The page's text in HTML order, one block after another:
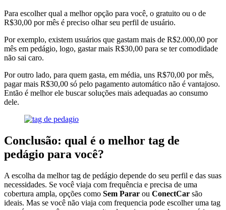
Para escolher qual a melhor opção para você, o gratuito ou o de
R$30,00 por mês é preciso olhar seu perfil de usuário.
Por exemplo, existem usuários que gastam mais de R$2.000,00 por
mês em pedágio, logo, gastar mais R$30,00 para se ter comodidade
não sai caro.
Por outro lado, para quem gasta, em média, uns R$70,00 por mês,
pagar mais R$30,00 só pelo pagamento automático não é vantajoso.
Então é melhor ele buscar soluções mais adequadas ao consumo
dele.
Conclusão: qual é o melhor tag de
pedágio para você?
A escolha da melhor tag de pedágio depende do seu perfil e das suas
necessidades. Se você viaja com frequência e precisa de uma
cobertura ampla, opções como Sem Parar ou ConectCar são
ideais. Mas se você não viaja com frequencia pode escolher uma tag